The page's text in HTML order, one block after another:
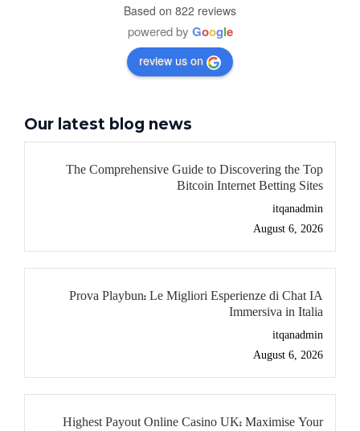
Based on 822 reviews
powered by Google
review us on
Our latest blog news
The Comprehensive Guide to Discovering the Top
Bitcoin Internet Betting Sites
itqanadmin
August 6, 2026
Prova Playbun: Le Migliori Esperienze di Chat IA
Immersiva in Italia
itqanadmin
August 6, 2026
Highest Payout Online Casino UK: Maximise Your